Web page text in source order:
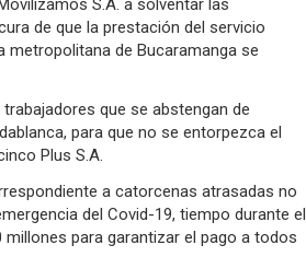
S.A. a solventar las
de que la prestación del servicio
metropolitana de Bucaramanga se
que se abstengan de
para que no se entorpezca el
Plus S.A.
a catorcenas atrasadas no
del Covid-19, tiempo durante el
para garantizar el pago a todos